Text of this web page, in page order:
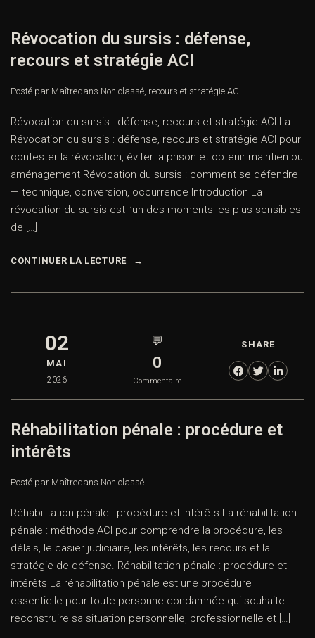
Révocation du sursis : défense,
recours et stratégie ACI
Posté par Maîtredans Non classé, recours et stratégie ACI
Révocation du sursis : défense, recours et stratégie ACI La
Révocation du sursis : défense, recours et stratégie ACI pour
contester la révocation, éviter la prison et obtenir maintien ou
aménagement Révocation du sursis : comment se défendre
— technique, conversion, occurrence Introduction La
révocation du sursis est l’un des moments les plus sensibles
de […]
CONTINUER LA LECTURE
02
MAI
2026
💬
0
Commentaire
SHARE
Réhabilitation pénale : procédure et
intérêts
Posté par Maîtredans Non classé
Réhabilitation pénale : procédure et intérêts La réhabilitation
pénale : méthode ACI pour comprendre la procédure, les
délais, le casier judiciaire, les intérêts, les recours et la
stratégie de défense. Réhabilitation pénale : procédure et
intérêts La réhabilitation pénale est une procédure
essentielle pour toute personne condamnée qui souhaite
reconstruire sa situation personnelle, professionnelle et […]